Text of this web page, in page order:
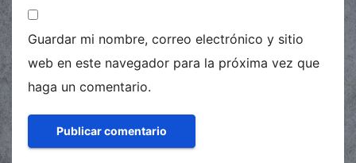
Guardar mi nombre, correo electrónico y sitio
web en este navegador para la próxima vez que
haga un comentario.